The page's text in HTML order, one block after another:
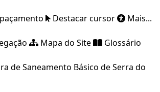
Destacar cursor
Mais...
Mapa do Site Glossário
de Saneamento Básico de Serra do